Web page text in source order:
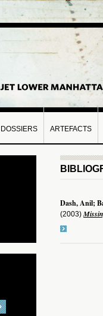
DOSSIERS ARTEFACTS
Dash, Anil;
(2003)